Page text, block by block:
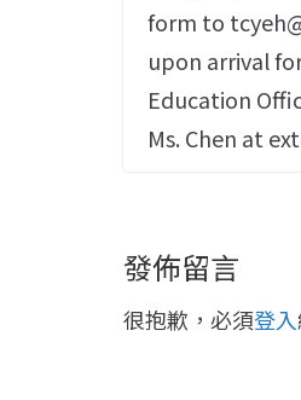
form to
upon arrival
Education
Ms. Chen at
發佈留言
很抱歉，必須登入